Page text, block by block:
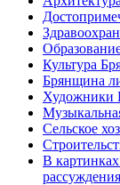
Культура
Брянщина
Художники
Сельское
В